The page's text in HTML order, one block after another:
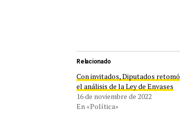
Relacionado
Con invitados, Diputados retomó
el análisis de la Ley de Envases
16 de noviembre de 2022
En «Política»